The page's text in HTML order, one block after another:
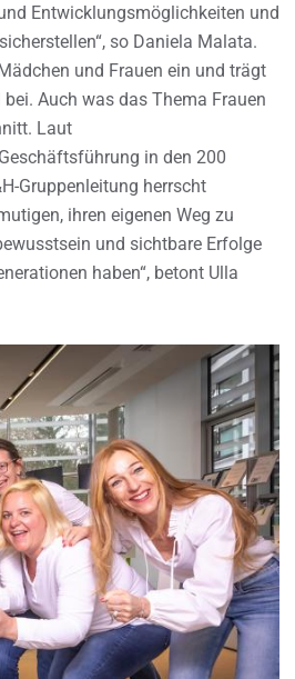
Entwicklungsmöglichkeiten und
so Daniela Malata.
und Frauen ein und trägt
Auch was das Thema Frauen
Laut
in den 200
Gruppenleitung herrscht
ihren eigenen Weg zu
und sichtbare Erfolge
haben“, betont Ulla